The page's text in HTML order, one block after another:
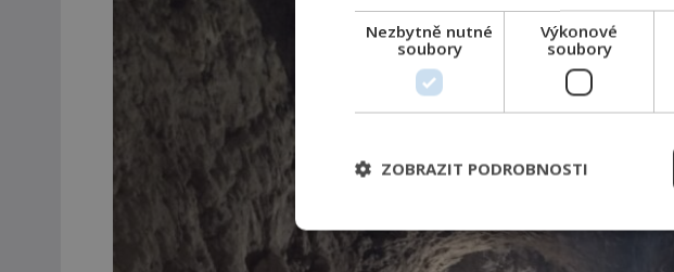
Nezbytně nutné
soubory
Výkonové
soubory
ZOBRAZIT PODROBNOSTI